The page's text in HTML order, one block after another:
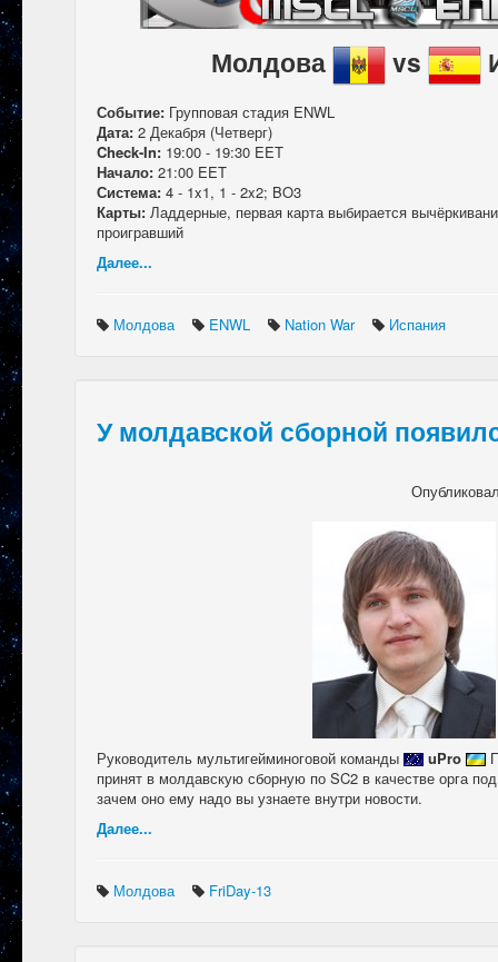
Молдова vs
Событие: Групповая стадия ENWL
Дата: 2 Декабря (Четверг)
Check-In: 19:00 - 19:30 EET
Начало: 21:00 EET
Система: 4 - 1x1, 1 - 2x2; BO3
Карты: Ладдерные, первая карта выбирается
проигравший
Далее...
Молдова ENWL Nation War Испания
У молдавской сборной
Руководитель мультигейминоговой команды uPro
принят в молдавскую сборную по SC2 в качестве орга
зачем оно ему надо вы узнаете внутри новости.
Далее...
Молдова FriDay-13